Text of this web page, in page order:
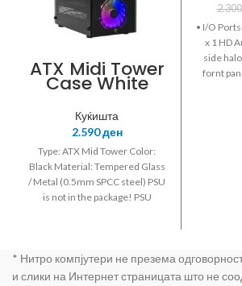
ATX Midi Tower
Case White
Gaming Red
Led w/o PSU
Куќишта
2.590ден
Type: ATX Mid Tower Color:
Black Material: Tempered Glass
/ Metal (0.5mm SPCC steel) PSU
is not in the package! PSU
inch slot: 2 Internal 2.5 inch slot:
2 FRONT PANEL: 1 x USB3.0 + 2
• I/O
x 1 HD
side
fornt
* Нитро компјутери не презема
и слики на Интернет страницата што не